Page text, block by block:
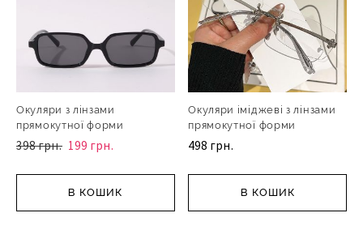
Окуляри з лінзами
прямокутної форми
398 грн. 199 грн.
В КОШИК
Окуляри іміджеві з лінзами
прямокутної форми
498 грн.
В КОШИК